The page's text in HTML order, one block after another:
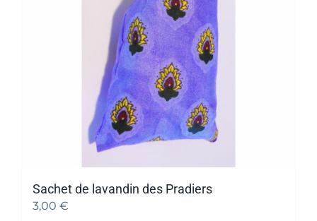
Sachet de lavandin des Pradiers
3,00 €